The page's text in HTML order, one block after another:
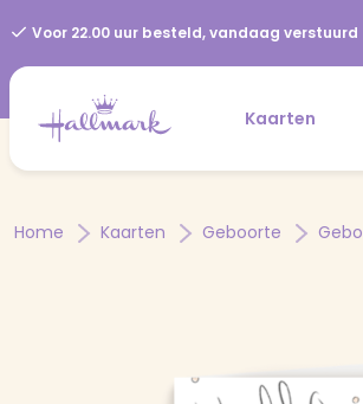
Voor 22.00 uur besteld, vandaag verstuurd
Kaarten
Home Kaarten Geboorte